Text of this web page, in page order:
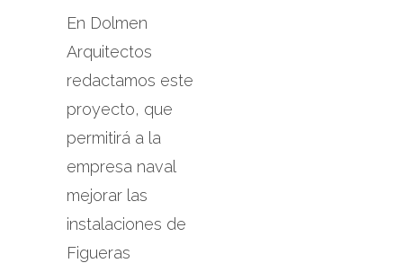
En Dolmen
Arquitectos
redactamos este
proyecto, que
permitirá a la
empresa naval
mejorar las
instalaciones de
Figueras